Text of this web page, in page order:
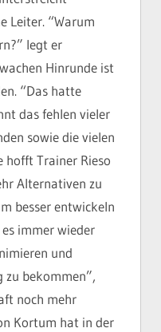
Leiter. “Warum
legt er
Hinrunde ist
“Das hatte
das fehlen vieler
sowie die vielen
hofft Trainer Rieso
Alternativen zu
besser entwickeln
immer wieder
und
zu bekommen”,
noch mehr
Kortum hat in der